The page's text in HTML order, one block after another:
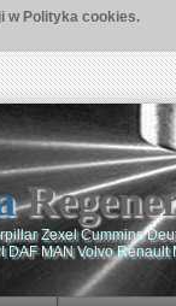
w Polityka cookies.
Zexel Cummins
MAN Volvo Renault